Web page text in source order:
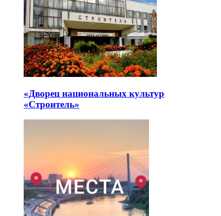
«Дворец национальных культур
«Строитель»